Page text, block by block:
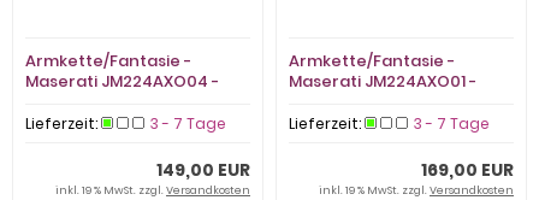
Armkette/Fantasie -
Maserati JM224AXO04 -
Lieferzeit: 3 - 7 Tage
149,00 EUR
inkl. 19 % MwSt. zzgl.Versandkosten
Armkette/Fantasie -
Maserati JM224AXO01 -
Lieferzeit: 3 - 7 Tage
169,00 EUR
inkl. 19 % MwSt. zzgl.Versandkosten